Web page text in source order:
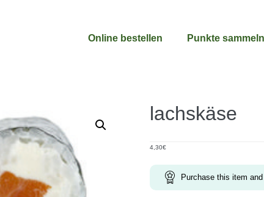
Online bestellen Punkte sammeln
lachskäse
4,30€
Purchase this item